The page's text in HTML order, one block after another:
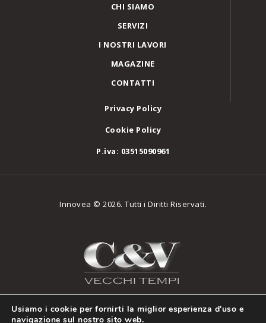
CHI SIAMO
SERVIZI
I NOSTRI LAVORI
MAGAZINE
CONTATTI
Privacy Policy
Cookie Policy
P.iva: 03515090961
Innovea © 2026. Tutti i Diritti Riservati.
Usiamo i cookie per fornirti la miglior esperienza d'uso e
navigazione sul nostro sito web.